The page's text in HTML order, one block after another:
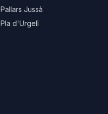
Pallars Jussà
Pla d'Urgell